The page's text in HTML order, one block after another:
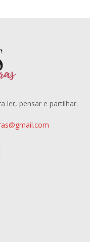
ler, pensar e partilhar.